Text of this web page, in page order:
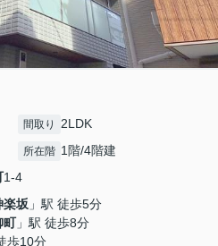
間取り 2LDK
所在階 1階/4階建
1-4
楽坂 」駅 徒歩5分
町」駅 徒歩8分
歩10分